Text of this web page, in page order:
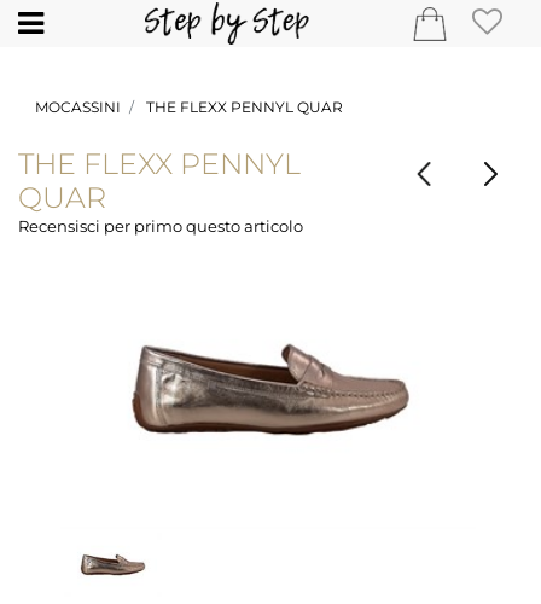
Open
MOCASSINI THE FLEXX PENNYL QUAR
THE FLEXX PENNYL
QUAR
Recensisci per primo questo articolo